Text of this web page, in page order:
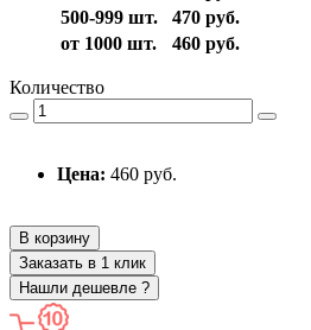
500-999 шт.
470 руб.
от 1000 шт.
460 руб.
Количество
Цена: 460 руб.
В корзину
Заказать в 1 клик
Нашли дешевле ?